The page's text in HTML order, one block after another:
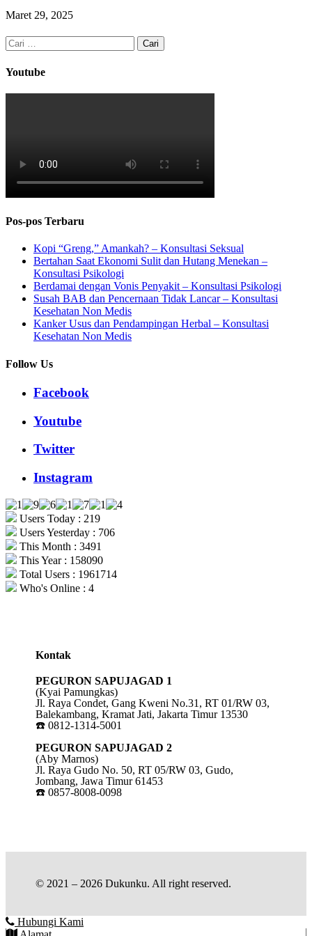
Maret 29, 2025
Cari
untuk:
Youtube
Pos-pos Terbaru
Kopi “Greng,” Amankah? – Konsultasi Seksual
Bertahan Saat Ekonomi Sulit dan Hutang Menekan –
Konsultasi Psikologi
Berdamai dengan Vonis Penyakit – Konsultasi Psikologi
Susah BAB dan Pencernaan Tidak Lancar – Konsultasi
Kesehatan Non Medis
Kanker Usus dan Pendampingan Herbal – Konsultasi
Kesehatan Non Medis
Follow Us
Facebook
Youtube
Twitter
Instagram
Users Today : 219
Users Yesterday : 706
This Month : 3491
This Year : 158090
Total Users : 1961714
Who's Online : 4
Kontak
PEGURON SAPUJAGAD 1
(Kyai Pamungkas)
Jl. Raya Condet, Gang Kweni No.31, RT 01/RW 03,
Balekambang, Kramat Jati, Jakarta Timur 13530
☎️ 0812-1314-5001
PEGURON SAPUJAGAD 2
(Aby Marnos)
Jl. Raya Gudo No. 50, RT 05/RW 03, Gudo,
Jombang, Jawa Timur 61453
☎️ 0857-8008-0098
© 2021 – 2026 Dukunku. All right reserved.
Hubungi Kami